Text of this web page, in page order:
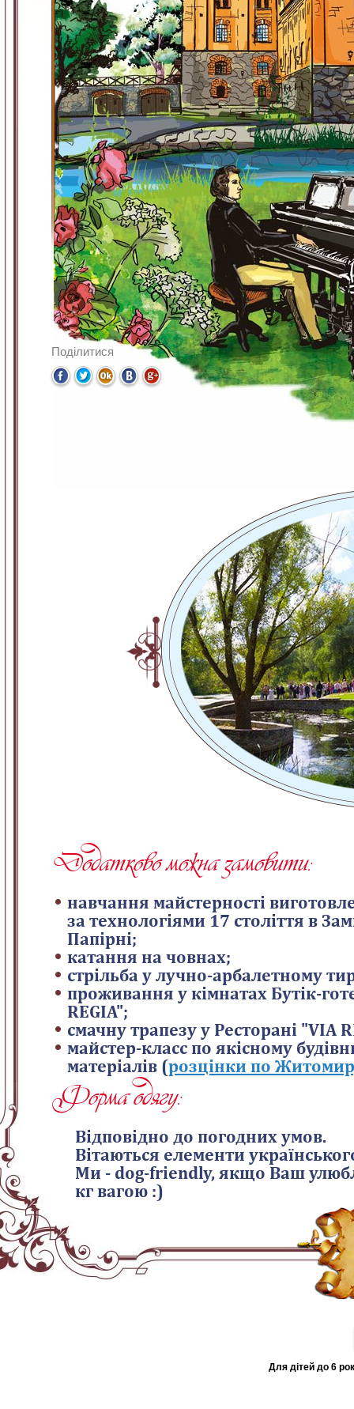
Поділитися
Додатково можна замовити:
навчання майстерності
за технологіями 17 століття в
Папірні;
катання на човнах;
стрільба у лучно-арбалетному
проживання у кімнатах Бутік-
REGIA";
смачну трапезу у Ресторані "VIA
майстер-класс по якісному
матеріалів (розцінки по
Форма одягу:
Відповідно до погодних умов.
Вітаються елементи
Ми - dog-friendly, якщо Ваш
кг вагою :)
Для дітей до 6